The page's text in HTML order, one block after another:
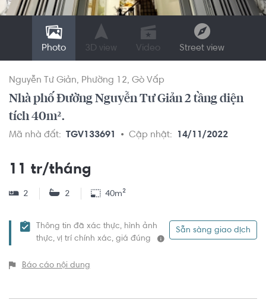
Photo 3D view Video Street view
Nguyễn Tư Giản Phường 12 Gò Vấp
Nhà phố Đường Nguyễn Tư Giản 2 tầng diện
tích 40m².
Mã nhà đất: TGV133691 Cập nhật: 14/11/2022
11 tr/tháng
2 2 40m²
Thông tin đã xác thực, hình ảnh
thực, vị trí chính xác, giá đúng
Sẵn sàng giao dịch
Báo cáo nội dung